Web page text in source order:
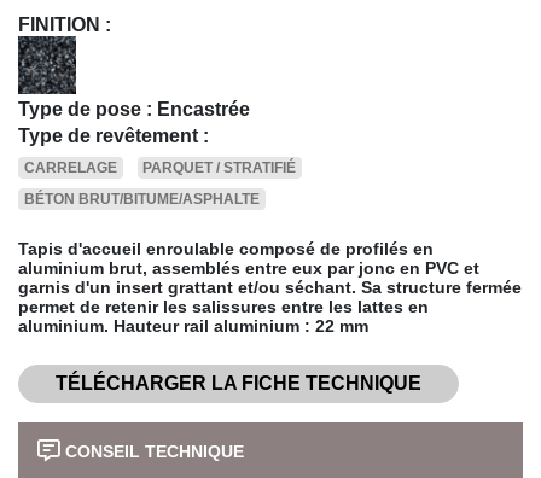
FINITION :
Type de pose : Encastrée
Type de revêtement :
CARRELAGE
PARQUET / STRATIFIÉ
BÉTON BRUT/BITUME/ASPHALTE
Tapis d'accueil enroulable composé de profilés en
aluminium brut, assemblés entre eux par jonc en PVC et
garnis d'un insert grattant et/ou séchant. Sa structure fermée
permet de retenir les salissures entre les lattes en
aluminium. Hauteur rail aluminium : 22 mm
TÉLÉCHARGER LA FICHE TECHNIQUE
CONSEIL TECHNIQUE